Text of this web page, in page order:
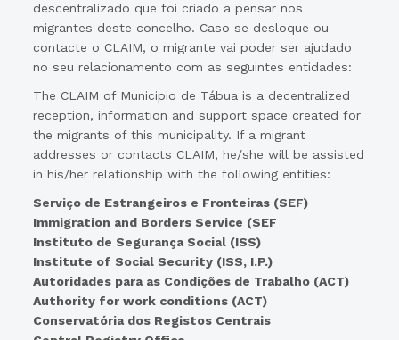
descentralizado que foi criado a pensar nos
migrantes deste concelho. Caso se desloque ou
contacte o CLAIM, o migrante vai poder ser ajudado
no seu relacionamento com as seguintes entidades:
The CLAIM of Municipio de Tábua is a decentralized
reception, information and support space created for
the migrants of this municipality. If a migrant
addresses or contacts CLAIM, he/she will be assisted
in his/her relationship with the following entities:
Serviço de Estrangeiros e Fronteiras (SEF)
Immigration and Borders Service (SEF
Instituto de Segurança Social (ISS)
Institute of Social Security (ISS, I.P.)
Autoridades para as Condições de Trabalho (ACT)
Authority for work conditions (ACT)
Conservatória dos Registos Centrais